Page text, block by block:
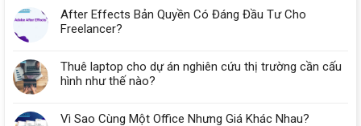
After Effects Bản Quyền Có Đáng Đầu Tư Cho
Freelancer?
Thuê laptop cho dự án nghiên cứu thị trường cần cấu
hình như thế nào?
Vì Sao Cùng Một Office Nhưng Giá Khác Nhau?